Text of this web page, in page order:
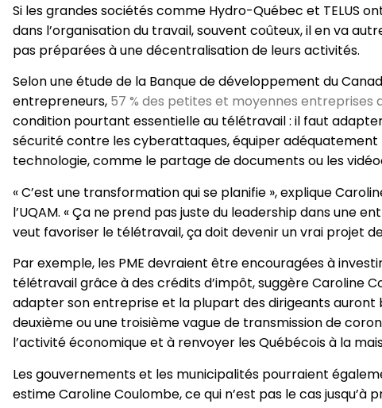
Si les grandes sociétés comme Hydro-Québec et TELUS
dans l’organisation du travail, souvent coûteux, il en va
pas préparées à une décentralisation de leurs activités.
Selon une étude de la Banque de développement du
entrepreneurs, 57 % des petites et moyennes
condition pourtant essentielle au télétravail : il faut
sécurité contre les cyberattaques, équiper
technologie, comme le partage de documents ou les
« C’est une transformation qui se planifie », explique
l’UQAM. « Ça ne prend pas juste du leadership dans une
veut favoriser le télétravail, ça doit devenir un vrai projet
Par exemple, les PME devraient être encouragées à
télétravail grâce à des crédits d’impôt, suggère Caroline
adapter son entreprise et la plupart des dirigeants auront
deuxième ou une troisième vague de transmission de
l’activité économique et à renvoyer les Québécois à la
Les gouvernements et les municipalités pourraient
estime Caroline Coulombe, ce qui n’est pas le cas jusqu’à